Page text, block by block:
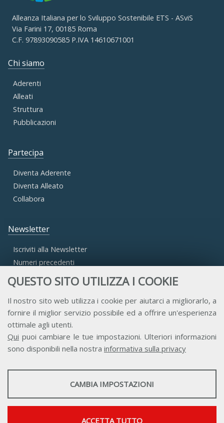
QUESTO SITO UTILIZZA I COOKIE
Il nostro sito web utilizza i cookie per aiutarci a migliorarlo, a
fornire il miglior servizio possibile ed a offrire un'esperienza
ottimale agli utenti.
Qui puoi cambiare le tue impostazioni. Ulteriori informazioni
sono disponibili nella nostra informativa sulla privacy
STATISTICHE
Mostra maggiori informazioni
CAMBIA IMPOSTAZIONI
ACCETTA TUTTO
Alleanza Italiana per lo Sviluppo Sostenibile ETS - ASviS
Via Farini 17, 00185 Roma
C.F. 97893090585 P.IVA 14610671001
Chi siamo
Aderenti
Alleati
Struttura
Pubblicazioni
Partecipa
Diventa Aderente
Diventa Alleato
Collabora
Newsletter
Iscriviti alla Newsletter
Numeri precedenti
Accesso Aderenti
Accesso Consulta
Accesso Team
Contatti Privacy Trasparenza Credits